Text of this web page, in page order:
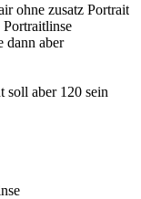
ohne zusatz Portrait
dann aber
soll aber 120 sein